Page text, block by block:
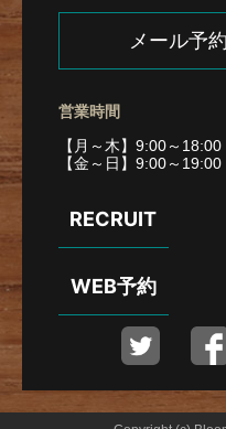
メール予
営業時間
【月～木】9:00～18:00
【金～日】9:00～19:00
RECRUIT
WEB予約